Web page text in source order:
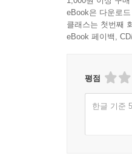
eBook은 다운로
클래스는 첫번째
eBook 페이백,
평점
한글 기준